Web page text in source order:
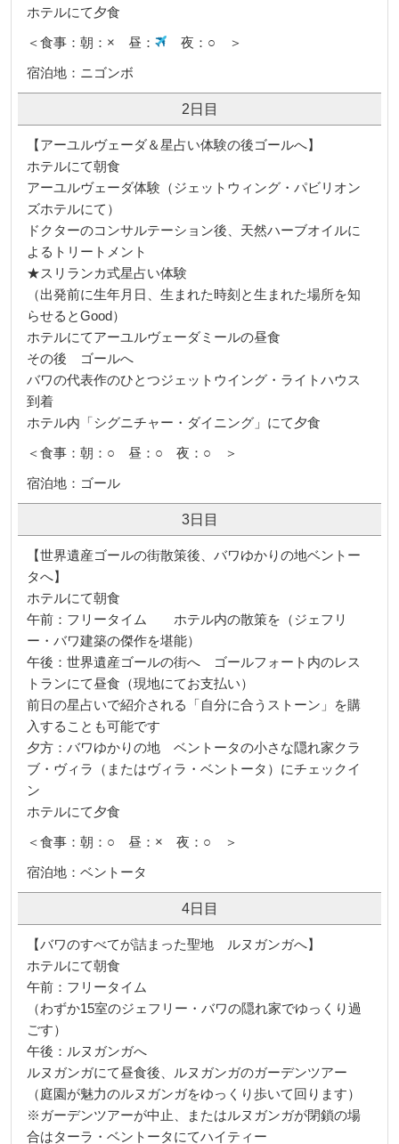
ホテルにて夕食
＜食事：朝：× 昼：
夜：○ ＞
宿泊地：ニゴンボ
2日目
【アーユルヴェーダ＆星占い体験の後ゴールへ】
ホテルにて朝食
アーユルヴェーダ体験（ジェットウィング・パビリオン
ズホテルにて）
ドクターのコンサルテーション後、天然ハーブオイルに
よるトリートメント
★スリランカ式星占い体験
（出発前に生年月日、生まれた時刻と生まれた場所を知
らせるとGood）
ホテルにてアーユルヴェーダミールの昼食
その後 ゴールへ
バワの代表作のひとつジェットウイング・ライトハウス
到着
ホテル内「シグニチャー・ダイニング」にて夕食
＜食事：朝：○ 昼：○ 夜：○ ＞
宿泊地：ゴール
3日目
【世界遺産ゴールの街散策後、バワゆかりの地ベントー
タへ】
ホテルにて朝食
午前：フリータイム ホテル内の散策を（ジェフリ
ー・バワ建築の傑作を堪能）
午後：世界遺産ゴールの街へ ゴールフォート内のレス
トランにて昼食（現地にてお支払い）
前日の星占いで紹介される「自分に合うストーン」を購
入することも可能です
夕方：バワゆかりの地 ベントータの小さな隠れ家クラ
ブ・ヴィラ（またはヴィラ・ベントータ）にチェックイ
ン
ホテルにて夕食
＜食事：朝：○ 昼：× 夜：○ ＞
宿泊地：ベントータ
4日目
【バワのすべてが詰まった聖地 ルヌガンガへ】
ホテルにて朝食
午前：フリータイム
（わずか15室のジェフリー・バワの隠れ家でゆっくり過
ごす）
午後：ルヌガンガへ
ルヌガンガにて昼食後、ルヌガンガのガーデンツアー
（庭園が魅力のルヌガンガをゆっくり歩いて回ります）
※ガーデンツアーが中止、またはルヌガンガが閉鎖の場
合はターラ・ベントータにてハイティー